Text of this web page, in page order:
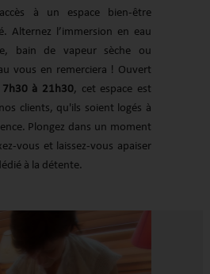
à un espace bien-être
Alternez l’immersion en eau
bain de vapeur sèche ou
vous en remerciera ! Ouvert
7h30 à 21h30, cet espace est
clients, qu'ils soient logés à
Plongez dans un moment
vous et laissez-vous apaiser
à la détente.